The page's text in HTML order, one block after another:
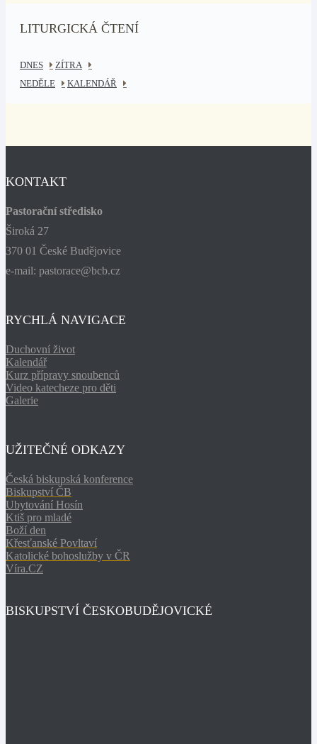
LITURGICKÁ ČTENÍ
DNES
ZÍTRA
NEDĚLE
KALENDÁŘ
KONTAKT
Pastorační středisko
Široká 27
370 01 České Budějovice
e-mail: pastorace@bcb.cz
RYCHLÁ NAVIGACE
Duchovní život
Kalendář
Kurz přípravy snoubenců
Video katecheze pro děti
Galerie
UŽITEČNÉ ODKAZY
Česká biskupská konference
Biskupství ČB
Ubytování Hosín
Ktiš pro mladé
Boží den
Křesťanské Povltaví
Katolické bohoslužby v ČR
Víra.CZ
BISKUPSTVÍ ČESKOBUDĚJOVICKÉ